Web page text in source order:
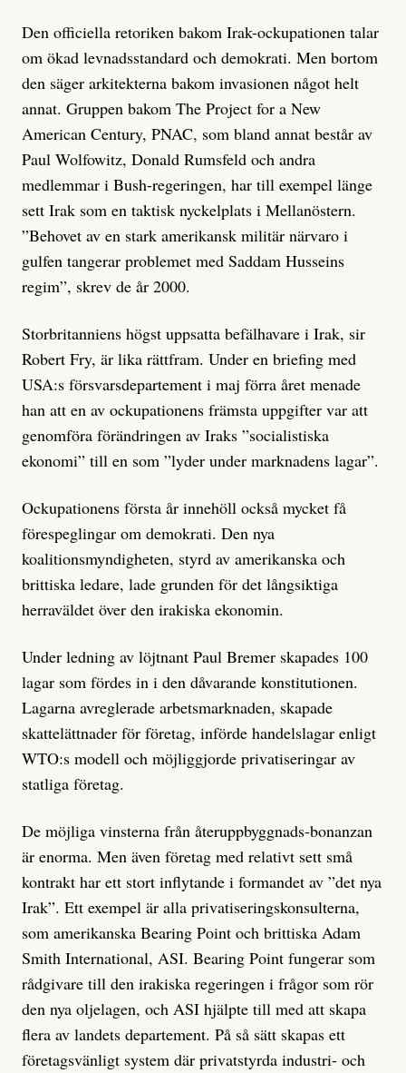
Den officiella retoriken bakom Irak-ockupationen talar
om ökad levnadsstandard och demokrati. Men bortom
den säger arkitekterna bakom invasionen något helt
annat. Gruppen bakom The Project for a New
American Century, PNAC, som bland annat består av
Paul Wolfowitz, Donald Rumsfeld och andra
medlemmar i Bush-regeringen, har till exempel länge
sett Irak som en taktisk nyckelplats i Mellanöstern.
”Behovet av en stark amerikansk militär närvaro i
gulfen tangerar problemet med Saddam Husseins
regim”, skrev de år 2000.
Storbritanniens högst uppsatta befälhavare i Irak, sir
Robert Fry, är lika rättfram. Under en briefing med
USA:s försvarsdepartement i maj förra året menade
han att en av ockupationens främsta uppgifter var att
genomföra förändringen av Iraks ”socialistiska
ekonomi” till en som ”lyder under marknadens lagar”.
Ockupationens första år innehöll också mycket få
förespeglingar om demokrati. Den nya
koalitionsmyndigheten, styrd av amerikanska och
brittiska ledare, lade grunden för det långsiktiga
herraväldet över den irakiska ekonomin.
Under ledning av löjtnant Paul Bremer skapades 100
lagar som fördes in i den dåvarande konstitutionen.
Lagarna avreglerade arbetsmarknaden, skapade
skattelättnader för företag, införde handelslagar enligt
WTO:s modell och möjliggjorde privatiseringar av
statliga företag.
De möjliga vinsterna från återuppbyggnads-bonanzan
är enorma. Men även företag med relativt sett små
kontrakt har ett stort inflytande i formandet av ”det nya
Irak”. Ett exempel är alla privatiseringskonsulterna,
som amerikanska Bearing Point och brittiska Adam
Smith International, ASI. Bearing Point fungerar som
rådgivare till den irakiska regeringen i frågor som rör
den nya oljelagen, och ASI hjälpte till med att skapa
flera av landets departement. På så sätt skapas ett
företagsvänligt system där privatstyrda industri- och